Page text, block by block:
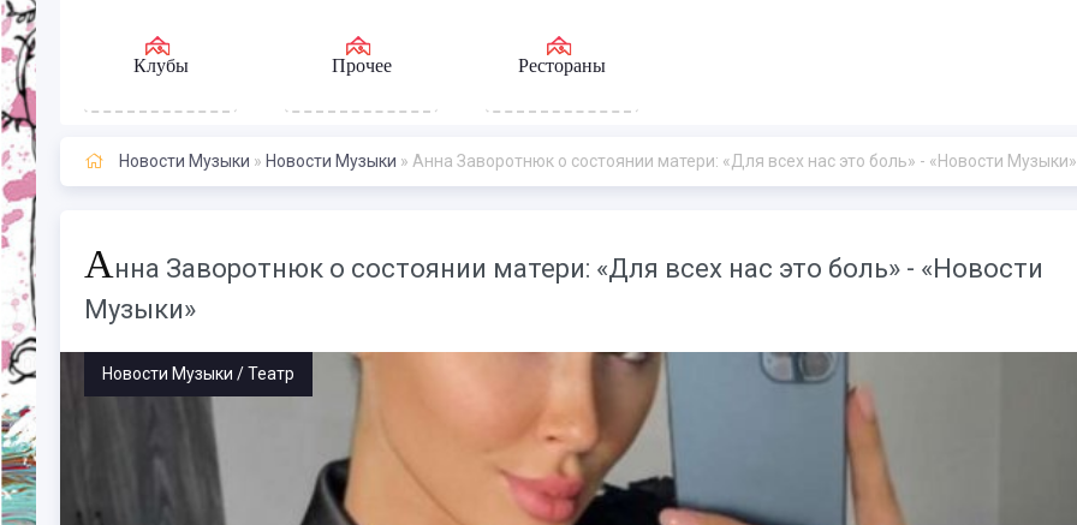
Клубы Прочее Рестораны
Новости Музыки » Новости Музыки » Анна Заворотнюк о состоянии матери: «Для всех нас это боль» - «Новости Музыки»
Анна Заворотнюк о состоянии матери: «Для всех нас это боль» - «Новости
Музыки»
Новости Музыки / Театр